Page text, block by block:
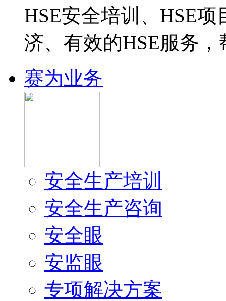
HSE安全培训、HSE
济、有效的HSE服务
赛为业务
安全生产培训
安全生产咨询
安全眼
安监眼
专项解决方案